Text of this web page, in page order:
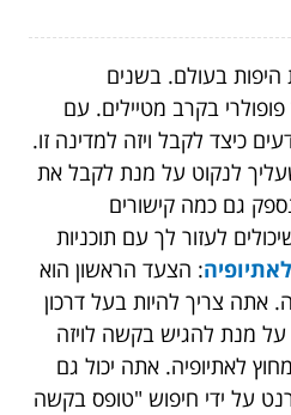
היפות בעולם. בשנים
בקרב מטיילים. עם
כיצד לקבל ויזה למדינה זו.
לנקוט על מנת לקבל את
גם כמה קישורים
לעזור לך עם תוכניות
: הצעד הראשון הוא
אתה צריך להיות בעל דרכון
מנת להגיש בקשה לויזה
לאתיופיה. אתה יכול גם
על ידי חיפוש "טופס בקשה